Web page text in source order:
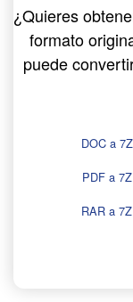
¿Quieres
formato
puede
DOC a 7Z
PDF a 7Z
RAR a 7Z